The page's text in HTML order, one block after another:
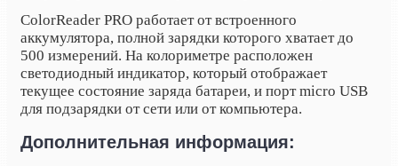
ColorReader PRO работает от встроенного
аккумулятора, полной зарядки которого хватает до
500 измерений. На колориметре расположен
светодиодный индикатор, который отображает
текущее состояние заряда батареи, и порт micro USB
для подзарядки от сети или от компьютера.
Дополнительная информация: